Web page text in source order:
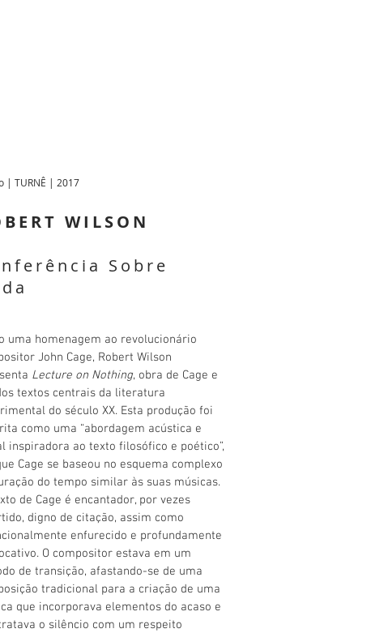
| TURNÊ | 2017
WILSON
Sobre
uma homenagem ao revolucionário
John Cage, Robert Wilson
Lecture on Nothing, obra de Cage e
textos centrais da literatura
do século XX. Esta produção foi
como uma “abordagem acústica e
inspiradora ao texto filosófico e poético”,
Cage se baseou no esquema complexo
do tempo similar às suas músicas.
de Cage é encantador, por vezes
digno de citação, assim como
enfurecido e profundamente
O compositor estava em um
de transição, afastando-se de uma
tradicional para a criação de uma
que incorporava elementos do acaso e
o silêncio com um respeito